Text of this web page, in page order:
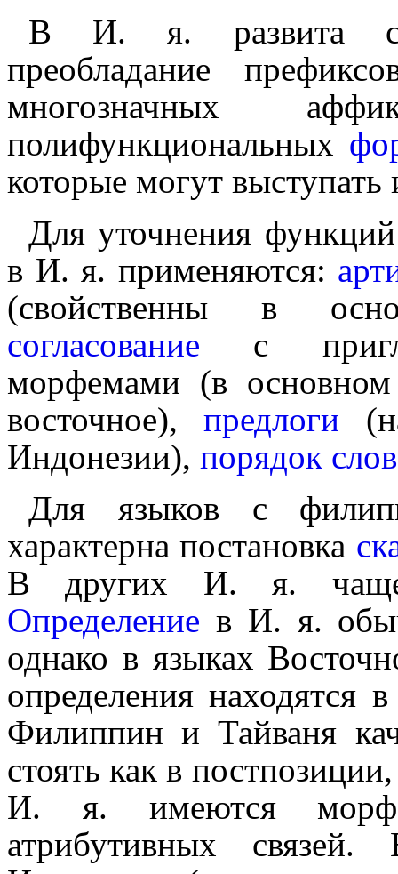
В И. я. развита
преобладание
многозначных
полифункциональных
которые могут выступать
Для уточнения
в И. я. применяются:
(свойственны в
согласование с
морфемами (в
восточное),предлоги
Индонезии), порядок слов
Для языков с
характерна постановка
В других И. я. чаще
Определение в И. я.
однако в языках
определения находятся
Филиппин и Тайваня
стоять как в
И. я. имеются
атрибутив­ных